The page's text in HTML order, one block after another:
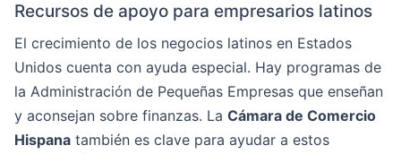
Recursos de apoyo para empresarios latinos
El crecimiento de los negocios latinos en Estados
Unidos cuenta con ayuda especial. Hay programas de
la Administración de Pequeñas Empresas que enseñan
y aconsejan sobre finanzas. La Cámara de Comercio
Hispana también es clave para ayudar a estos